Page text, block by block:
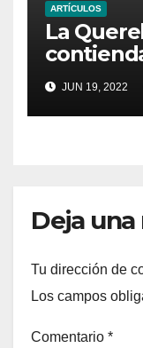
ARTÍCULOS
La
la ópera
JUN 19, 2022
Deja
Tu dirección de
Los campos
Comentario *